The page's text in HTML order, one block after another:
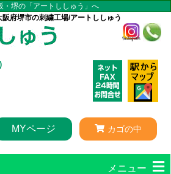
・堺の「アートししゅう」へ
府堺市の刺繍工場/アートししゅう
MYページ カゴの中
メニュー